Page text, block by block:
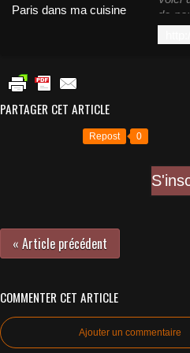
de
soit
PARTAGER CET ARTICLE
Repost 0
« Article précédent
COMMENTER CET ARTICLE
Ajouter un commentaire